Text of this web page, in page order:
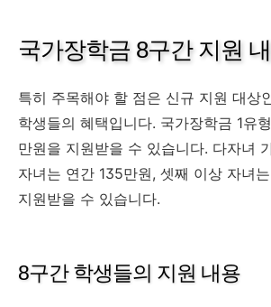
국가장학금 8구간 지원
특히 주목해야 할 점은 신규 지원 대상
학생들의 혜택입니다. 국가장학금 1유
만원을 지원받을 수 있습니다. 다자녀
자녀는 연간 135만원, 셋째 이상 자녀
지원받을 수 있습니다.
8구간 학생들의 지원 내용